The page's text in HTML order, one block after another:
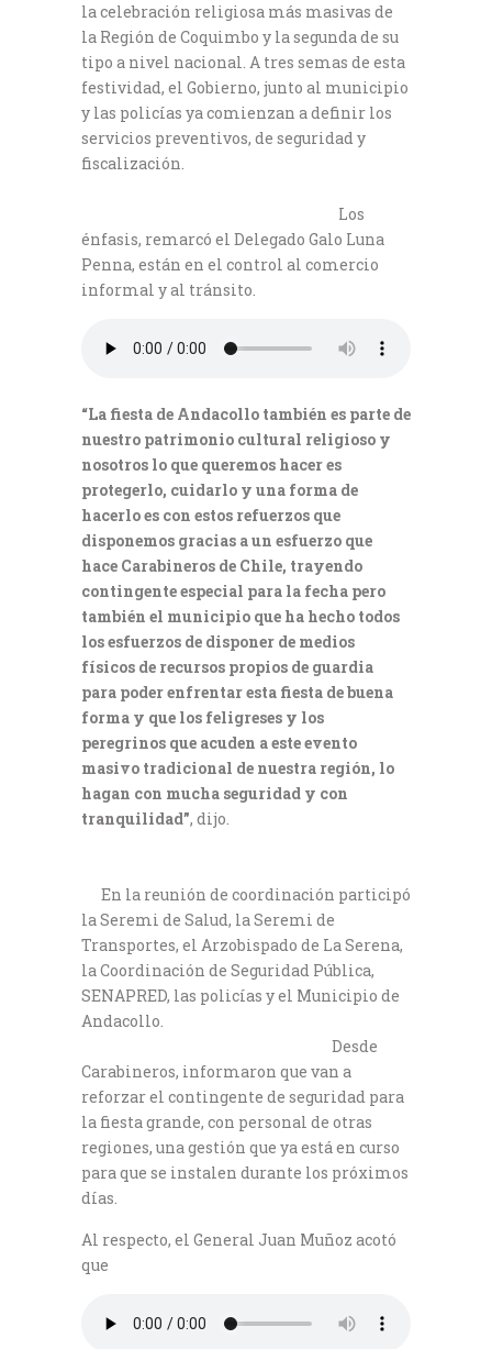
la celebración religiosa más masivas de
la Región de Coquimbo y la segunda de su
tipo a nivel nacional. A tres semas de esta
festividad, el Gobierno, junto al municipio
y las policías ya comienzan a definir los
servicios preventivos, de seguridad y
fiscalización.
Los
énfasis, remarcó el Delegado Galo Luna
Penna, están en el control al comercio
informal y al tránsito.
“La fiesta de Andacollo también es parte de
nuestro patrimonio cultural religioso y
nosotros lo que queremos hacer es
protegerlo, cuidarlo y una forma de
hacerlo es con estos refuerzos que
disponemos gracias a un esfuerzo que
hace Carabineros de Chile, trayendo
contingente especial para la fecha pero
también el municipio que ha hecho todos
los esfuerzos de disponer de medios
físicos de recursos propios de guardia
para poder enfrentar esta fiesta de buena
forma y que los feligreses y los
peregrinos que acuden a este evento
masivo tradicional de nuestra región, lo
hagan con mucha seguridad y con
tranquilidad”, dijo.
En la reunión de coordinación participó
la Seremi de Salud, la Seremi de
Transportes, el Arzobispado de La Serena,
la Coordinación de Seguridad Pública,
SENAPRED, las policías y el Municipio de
Andacollo.
Desde
Carabineros, informaron que van a
reforzar el contingente de seguridad para
la fiesta grande, con personal de otras
regiones, una gestión que ya está en curso
para que se instalen durante los próximos
días.
Al respecto, el General Juan Muñoz acotó
que